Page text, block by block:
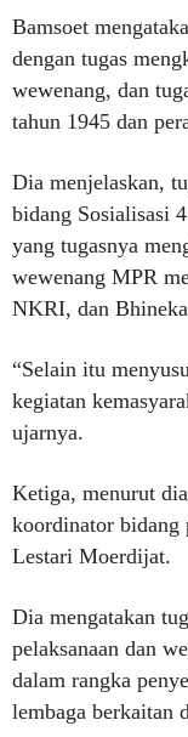
Bamsoet
dengan tugas
wewenang, dan
tahun 1945 dan
Dia menjelaskan,
bidang Sosialisasi
yang tugasnya
wewenang MPR
NKRI, dan
“Selain itu
kegiatan
ujarnya.
Ketiga, menurut
koordinator bidang
Lestari Moerdijat.
Dia mengatakan
pelaksanaan dan
dalam rangka
lembaga berkaitan